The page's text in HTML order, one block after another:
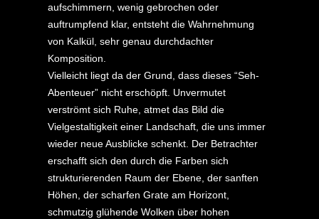
aufschimmern, wenig gebrochen oder
auftrumpfend klar, entsteht die Wahrnehmung
von Kalkül, sehr genau durchdachter
Komposition.
Vielleicht liegt da der Grund, dass dieses “Seh-
Abenteuer” nicht erschöpft. Unvermutet
verströmt sich Ruhe, atmet das Bild die
Vielgestaltigkeit einer Landschaft, die uns immer
wieder neue Ausblicke schenkt. Der Betrachter
erschafft sich den durch die Farben sich
strukturierenden Raum der Ebene, der sanften
Höhen, der scharfen Grate am Horizont,
schmutzig glühende Wolken über hohen